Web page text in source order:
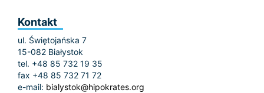
Kontakt
ul. Świętojańska 7
15-082 Białystok
tel. +48 85 732 19 35
fax +48 85 732 71 72
e-mail: bialystok@hipokrates.org